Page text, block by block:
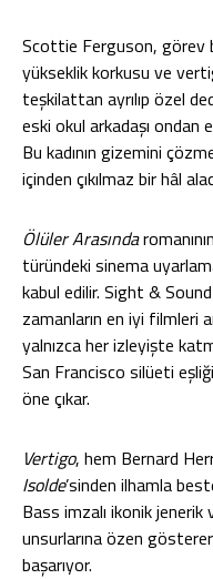
Scottie Ferguson, görev
yükseklik korkusu ve
teşkilattan ayrılıp özel
eski okul arkadaşı ondan
Bu kadının gizemini
içinden çıkılmaz bir hâl
Ölüler Arasında
türündeki sinema
kabul edilir. Sight &
zamanların en iyi filmleri
yalnızca her izleyişte
San Francisco silüeti
öne çıkar.
Vertigo, hem Bernard
Isolde’sinden ilhamla
Bass imzalı ikonik jenerik
unsurlarına özen
başarıyor.